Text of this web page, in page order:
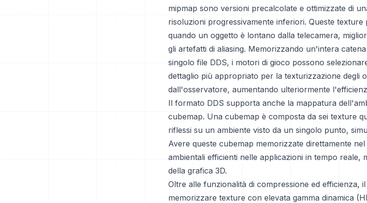
mipmap sono versioni precalcolate e ottimizzate di
risoluzioni progressivamente inferiori. Queste
quando un oggetto è lontano dalla telecamera,
gli artefatti di aliasing. Memorizzando un'intera
singolo file DDS, i motori di gioco possono
dettaglio più appropriato per la texturizzazione degli
dall'osservatore, aumentando ulteriormente
Il formato DDS supporta anche la mappatura
cubemap. Una cubemap è composta da sei texture
riflessi su un ambiente visto da un singolo punto,
Avere queste cubemap memorizzate direttamente
ambientali efficienti nelle applicazioni in tempo reale,
della grafica 3D.
Oltre alle funzionalità di compressione ed efficienza,
memorizzare texture con elevata gamma dinamica